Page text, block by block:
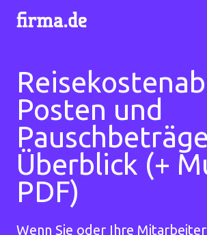
Posten und
Überblick (+
PDF)
Wenn Sie oder Ihre